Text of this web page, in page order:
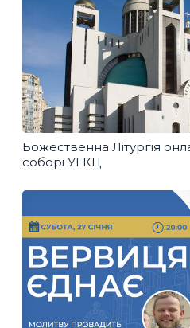
Божественна Літургія
соборі УГКЦ